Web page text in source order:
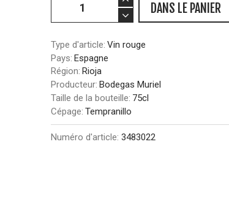
DANS LE PANIER
Type d'article: Vin rouge
Pays: Espagne
Région: Rioja
Producteur: Bodegas Muriel
Taille de la bouteille: 75cl
Cépage: Tempranillo
Numéro d'article: 3483022